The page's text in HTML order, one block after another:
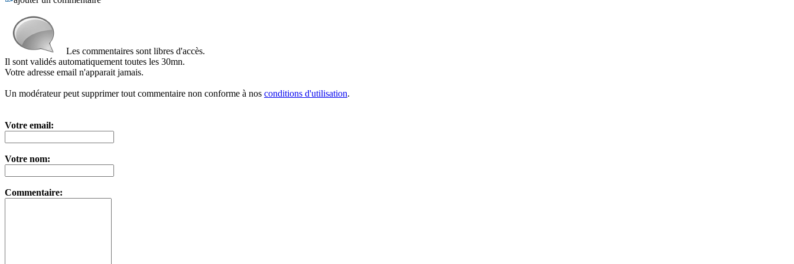
Les commentaires sont libres d'accès.
Il sont validés automatiquement toutes les 30mn.
Votre adresse email n'apparait jamais.
Un modérateur peut supprimer tout commentaire non conforme à nos conditions d'utilisation.
Votre email:
Votre nom:
Commentaire: